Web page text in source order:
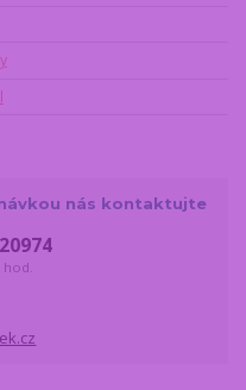
nás kontaktujte
hod.